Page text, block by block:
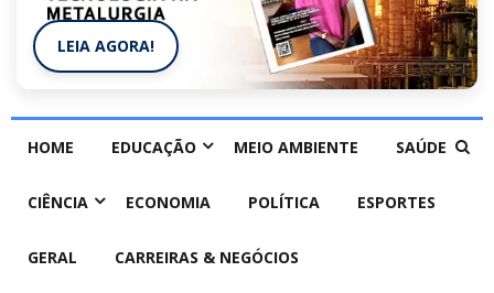
LEIA AGORA!
HOME EDUCAÇÃO MEIO AMBIENTE SAÚDE
CIÊNCIA ECONOMIA POLÍTICA ESPORTES
GERAL CARREIRAS & NEGÓCIOS